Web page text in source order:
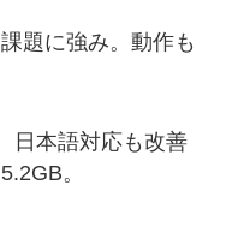
題に強み。動作も
日本語対応も改善
。